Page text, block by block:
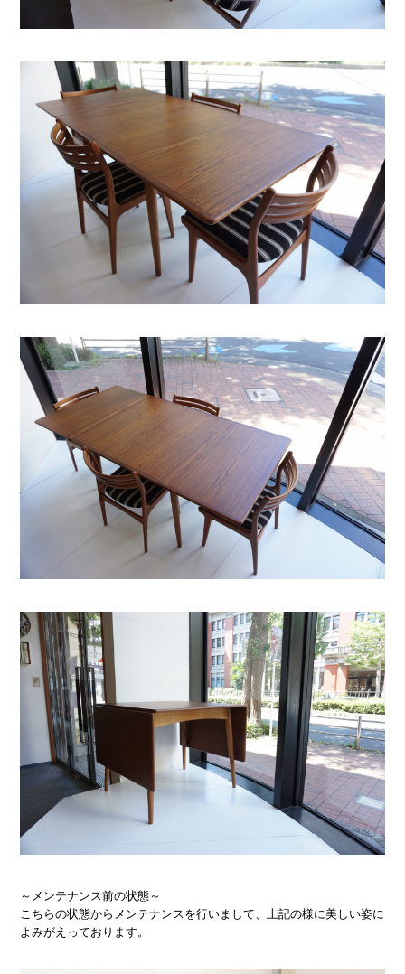
～メンテナンス前の状態～
こちらの状態からメンテナンスを行いまして、上記の様に美しい姿に
よみがえっております。